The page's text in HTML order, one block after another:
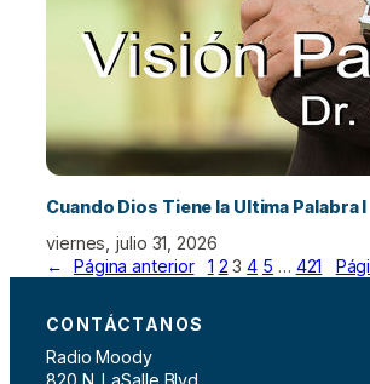
Cuando Dios Tiene la Ultima Palabra I
viernes, julio 31, 2026
←
Página anterior 1 2 3 4 5 … 421
CONTÁCTANOS
Radio Moody